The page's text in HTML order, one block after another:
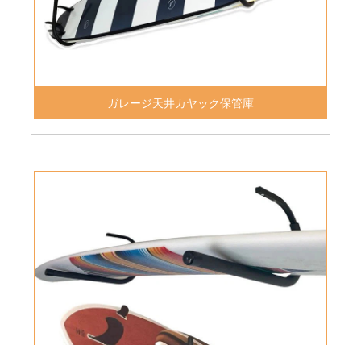
ガレージ天井カヤック保管庫